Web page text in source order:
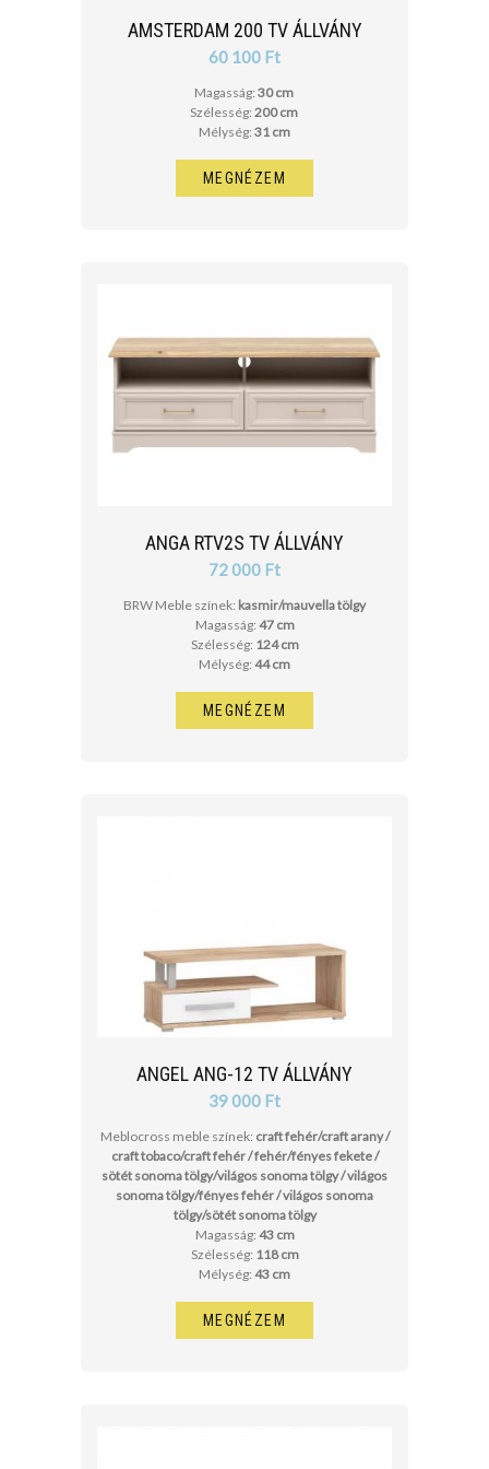
AMSTERDAM 200 TV ÁLLVÁNY
60 100 Ft
Magasság:30 cm
Szélesség:200 cm
Mélység: 31 cm
MEGNÉZEM
ANGA RTV2S TV ÁLLVÁNY
72 000 Ft
BRW Meble színek: kasmir/mauvella tölgy
Magasság: 47 cm
Szélesség: 124 cm
Mélység: 44 cm
MEGNÉZEM
ANGEL ANG-12 TV ÁLLVÁNY
39 000 Ft
Meblocross meble színek: craft fehér/craft arany /
craft tobaco/craft fehér / fehér/fényes fekete /
sötét sonoma tölgy/világos sonoma tölgy / világos
sonoma tölgy/fényes fehér / világos sonoma
tölgy/sötét sonoma tölgy
Magasság: 43 cm
Szélesség: 118 cm
Mélység: 43 cm
MEGNÉZEM